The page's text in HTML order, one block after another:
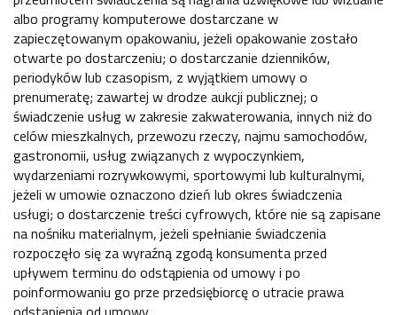
albo programy komputerowe dostarczane w
zapieczętowanym opakowaniu, jeżeli opakowanie zostało
otwarte po dostarczeniu; o dostarczanie dzienników,
periodyków lub czasopism, z wyjątkiem umowy o
prenumeratę; zawartej w drodze aukcji publicznej; o
świadczenie usług w zakresie zakwaterowania, innych niż do
celów mieszkalnych, przewozu rzeczy, najmu samochodów,
gastronomii, usług związanych z wypoczynkiem,
wydarzeniami rozrywkowymi, sportowymi lub kulturalnymi,
jeżeli w umowie oznaczono dzień lub okres świadczenia
usługi; o dostarczenie treści cyfrowych, które nie są zapisane
na nośniku materialnym, jeżeli spełnianie świadczenia
rozpoczęło się za wyraźną zgodą konsumenta przed
upływem terminu do odstąpienia od umowy i po
poinformowaniu go prze przedsiębiorcę o utracie prawa